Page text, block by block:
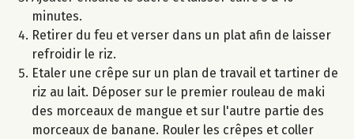
minutes.
Retirer du feu et verser dans un plat afin de laisser
refroidir le riz.
Etaler une crêpe sur un plan de travail et tartiner de
riz au lait. Déposer sur le premier rouleau de maki
des morceaux de mangue et sur l'autre partie des
morceaux de banane. Rouler les crêpes et coller